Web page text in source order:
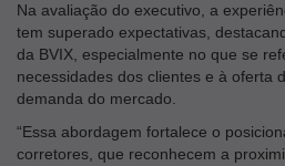
Na avaliação do executivo, a
tem superado expectativas,
da BVIX, especialmente no que se
necessidades dos clientes e à oferta
demanda do mercado.
“Essa abordagem fortalece o
corretores, que reconhecem a